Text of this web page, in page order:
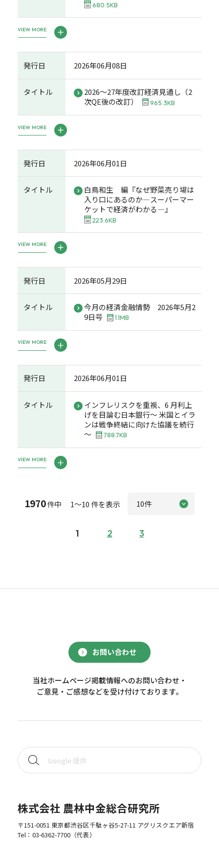
680.5KB
VIEW MORE
発行日 2026年06月08日
タイトル
2026～27年度改訂経済見通し（2
次QE後の改訂）
965.3KB
VIEW MORE
発行日 2026年06月01日
タイトル
白鳥和生 編『なぜ野菜売り場は
入り口にあるのか―スーパーマー
ケットで経済がわかる―』
223.6KB
VIEW MORE
発行日 2026年05月29日
タイトル
今月の経済金融情勢 2026年5月2
9日号
1.1MB
VIEW MORE
発行日 2026年06月01日
タイトル
インフレリスクを重視、6 月利上
げを目論む日本銀行～ 米国とイラ
ンは戦争終結に向けた協議を続行
～
788.7KB
VIEW MORE
1970件中 1～10 件を表示
1 2 3
お問い合わせ
当社ホームページ掲載情報へのお問い合わせ・
ご意見・ご感想などを受け付けております。
株式会社 農林中金総合研究所
〒151-0051 東京都渋谷区千駄ヶ谷5-27-11 アグリスクエア新宿
Tel： 03-6362-7700（代表）